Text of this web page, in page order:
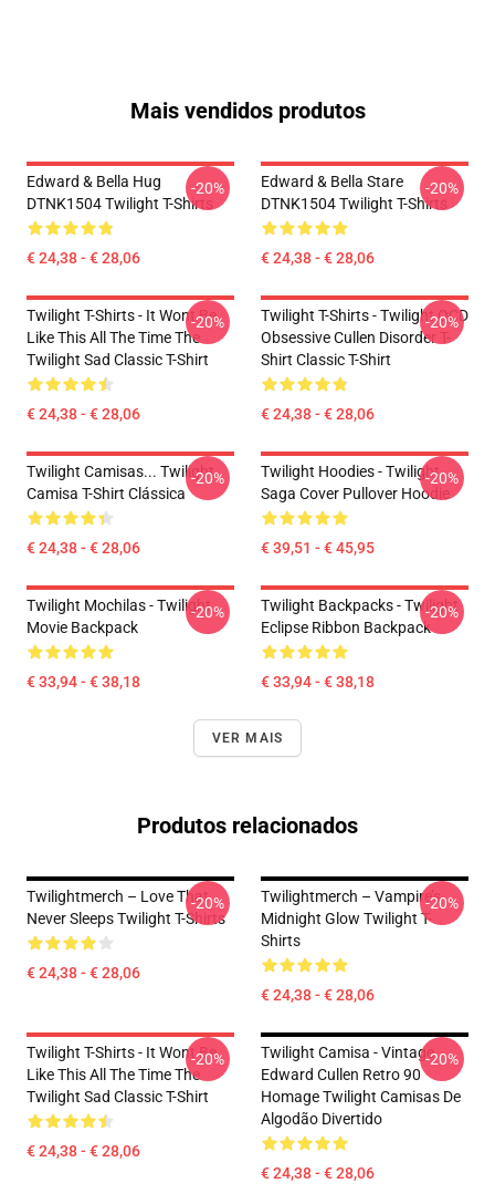
Mais vendidos produtos
Edward & Bella Hug
DTNK1504 Twilight T-Shirts
€ 24,38 - € 28,06
-20%
Edward & Bella Stare
DTNK1504 Twilight T-Shirts
€ 24,38 - € 28,06
-20%
Twilight T-Shirts - It Wont Be
Like This All The Time The
Twilight Sad Classic T-Shirt
€ 24,38 - € 28,06
-20%
Twilight T-Shirts - Twilight OCD
Obsessive Cullen Disorder T-
Shirt Classic T-Shirt
€ 24,38 - € 28,06
-20%
Twilight Camisas... Twilight
Camisa T-Shirt Clássica
€ 24,38 - € 28,06
-20%
Twilight Hoodies - Twilight
Saga Cover Pullover Hoodie
€ 39,51 - € 45,95
-20%
Twilight Mochilas - Twilight
Movie Backpack
€ 33,94 - € 38,18
-20%
Twilight Backpacks - Twilight
Eclipse Ribbon Backpack
€ 33,94 - € 38,18
-20%
VER MAIS
Produtos relacionados
Twilightmerch – Love That
Never Sleeps Twilight T-Shirts
€ 24,38 - € 28,06
-20%
Twilightmerch – Vampire’s
Midnight Glow Twilight T-
Shirts
€ 24,38 - € 28,06
-20%
Twilight T-Shirts - It Wont Be
Like This All The Time The
Twilight Sad Classic T-Shirt
€ 24,38 - € 28,06
-20%
Twilight Camisa - Vintage
Edward Cullen Retro 90
Homage Twilight Camisas De
Algodão Divertido
€ 24,38 - € 28,06
-20%